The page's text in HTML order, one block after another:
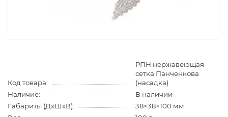
Код товара:
РПН нержавеющая
сетка Панченкова
(насадка)
Наличие:
В наличии
Габариты (ДхШхВ):
38×38×100 мм